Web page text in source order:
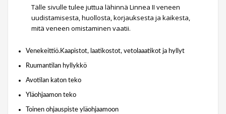
Tälle sivulle tulee juttua lähinnä Linnea II veneen
uudistamisesta, huollosta, korjauksesta ja kaikesta,
mitä veneen omistaminen vaatii.
Venekeittiö.Kaapistot, laatikostot, vetolaaatikot ja hyllyt
Ruumantilan hyllykkö
Avotilan katon teko
Yläohjaamon teko
Toinen ohjauspiste yläohjaamoon